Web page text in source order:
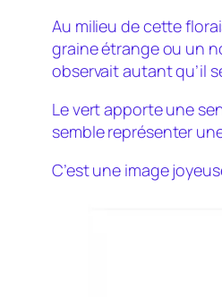
Au milieu de cette
graine étrange ou un
observait autant qu’il
Le vert apporte une
semble représenter
C’est une image